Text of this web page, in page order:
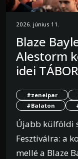
2026. június 11.
Blaze
Alestorm
idei
#zeneipar
#Balaton
Újabb külföldi
Fesztiválra: a
mellé a Blaze